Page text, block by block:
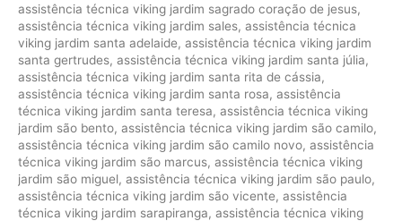
assistência técnica viking jardim sagrado coração de jesus,
assistência técnica viking jardim sales, assistência técnica
viking jardim santa adelaide, assistência técnica viking jardim
santa gertrudes, assistência técnica viking jardim santa júlia,
assistência técnica viking jardim santa rita de cássia,
assistência técnica viking jardim santa rosa, assistência
técnica viking jardim santa teresa, assistência técnica viking
jardim são bento, assistência técnica viking jardim são camilo,
assistência técnica viking jardim são camilo novo, assistência
técnica viking jardim são marcus, assistência técnica viking
jardim são miguel, assistência técnica viking jardim são paulo,
assistência técnica viking jardim são vicente, assistência
técnica viking jardim sarapiranga, assistência técnica viking